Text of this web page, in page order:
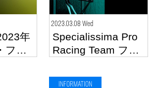
年
フラ
2023.03.08 Wed
Specialissima Pro
Racing Team フレ
Bianchi.comにて販
INFORMATION